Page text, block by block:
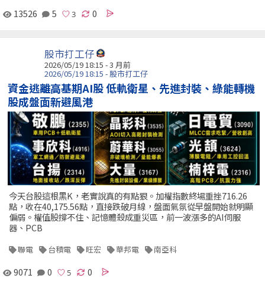
13526
5 0
股市打工仔
2026/05/19 18:15 - 3 月前
2026/05/19 18:15 - 股市打工仔
資金逃離高基期AI股 低軌衛星、先進封裝、綠能轉機
股成盤面新避風港
今天台股這根黑K，老實說真的有點狠。加權指數終場重挫716.26
點，收在40,175.56點，直接跌破月線，盤面氣氛從早盤開始就明顯
偏弱。權值股撐不住、記憶體殺成重災區，前一波漲多的AI伺服
器、PCB
聯電 台積電 旺宏 華邦電 南亞科
9071 0 0